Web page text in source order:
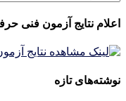
اعلام نتایج آزمون فنی
نوشته‌های تازه